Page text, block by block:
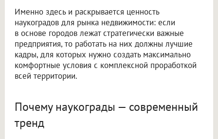
Именно здесь и раскрывается ценность
наукоградов для рынка недвижимости: если
в основе городов лежат стратегически важные
предприятия, то работать на них должны лучшие
кадры, для которых нужно создать максимально
комфортные условия с комплексной проработкой
всей территории.
Почему наукограды — современный
тренд